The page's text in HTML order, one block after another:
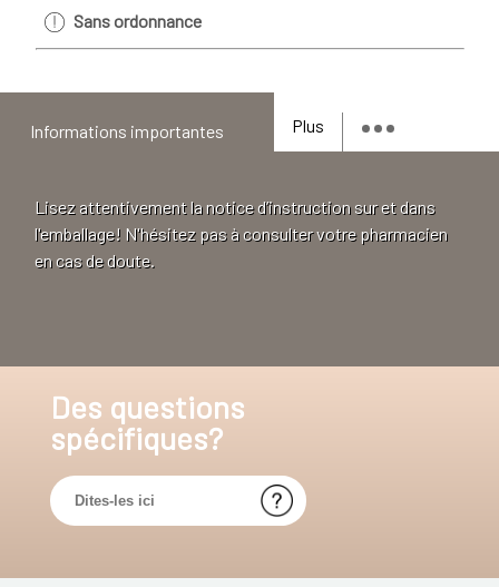
Sans ordonnance
Plus
Informations importantes
Lisez attentivement la notice d’instruction sur et dans
l'emballage! N'hésitez pas à consulter votre pharmacien
en cas de doute.
Des questions
spécifiques?